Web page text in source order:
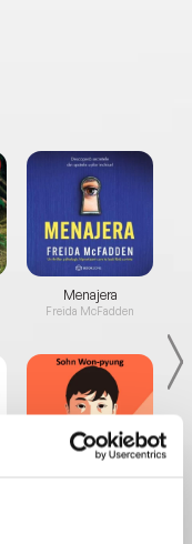
Menajera
Freida McFadden